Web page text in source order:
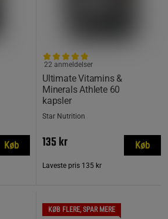
Køb
Ultimate Vitamins &
Minerals Athlete 60
kapsler
22 anmeldelser
Star Nutrition
135 kr
Laveste pris 135 kr
Køb
KØB FLERE, SPAR MERE